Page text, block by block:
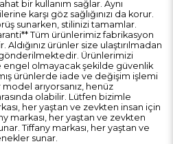
bir kullanım sağlar. Aynı
karşı göz sağlığınızı da korur.
sunarken, stilinizi tamamlar.
Tüm ürünlerimiz fabrikasyon
Aldığınız ürünler size ulaştırılmadan
Ürünlerimizi
engel olmayacak şekilde güvenlik
ürünlerde iade ve değişim işlemi
arıyorsanız, henüz
olabilir. Lütfen bizimle
her yaştan ve zevkten insan için
markası, her yaştan ve zevkten
Tiffany markası, her yaştan ve
sunar.